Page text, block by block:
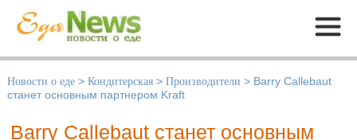
Меню
Новости о еде > Кондитерская > Производители > Barry Callebaut
станет основным партнером Kraft
Barry Callebaut станет основным